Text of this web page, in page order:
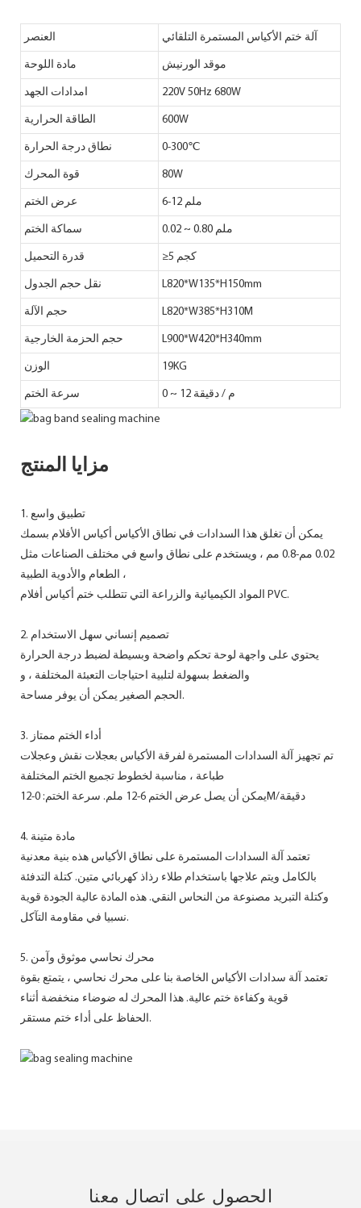
العنصر آلة ختم الأكياس المستمرة التلقائي
مادة اللوحة موقد الورنيش
امدادات الجهد 220V 50Hz 680W
الطاقة الحرارية 600W
نطاق درجة الحرارة 0-300℃
80W
عرض الختم 6-12 ملم
سماكة الختم 0.02 ~ 0.80 ملم
قدرة التحميل ≥5 كجم
نقل حجم الجدول L820*W135*H150mm
حجم الآلة L820*W385*H310M
حجم الحزمة الخارجية L900*W420*H340mm
الوزن 19KG
سرعة الختم 0 ~ 12 م / دقيقة
مزايا المنتج
1. تطبيق واسع
يمكن أن تغلق هذا السدادات في نطاق الأكياس أكياس الأفلام بسمك
0.02 مم-0.8 مم ، ويستخدم على نطاق واسع في مختلف الصناعات مثل
الطعام والأدوية الطبية ،
المواد الكيميائية والزراعة التي تتطلب ختم أكياس أفلام PVC.
2. تصميم إنساني سهل الاستخدام
يحتوي على واجهة لوحة تحكم واضحة وبسيطة لضبط درجة الحرارة
الحجم الصغير يمكن أن يوفر مساحة.
3. أداء الختم ممتاز
تم تجهيز آلة السدادات المستمرة لفرقة الأكياس بعجلات نقش وعجلات
يمكن أن يصل عرض الختم 6-12 ملم. سرعة الختم: 0-12M/دقيقة
4. مادة متينة
تعتمد آلة السدادات المستمرة على نطاق الأكياس هذه بنية معدنية
وكتلة التبريد مصنوعة من النحاس النقي. هذه المادة عالية الجودة قوية
نسبيا في مقاومة التآكل.
5. محرك نحاسي موثوق وآمن
تعتمد آلة سدادات الأكياس الخاصة بنا على محرك نحاسي ، يتمتع بقوة
الحفاظ على أداء ختم مستقر.
الحصول على اتصال معنا